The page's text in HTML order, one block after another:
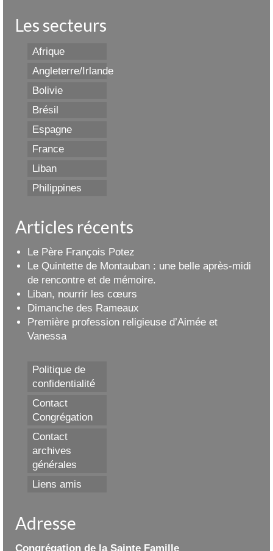
Les secteurs
Afrique
Angleterre/Irlande
Bolivie
Brésil
Espagne
France
Liban
Philippines
Articles récents
Le Père François Potez
Le Quintette de Montauban : une belle après-midi
de rencontre et de mémoire.
Liban, nourrir les cœurs
Dimanche des Rameaux
Première profession religieuse d’Aimée et
Vanessa
Politique de
confidentialité
Contact
Congrégation
Contact
archives
générales
Liens amis
Adresse
Congrégation de la Sainte Famille